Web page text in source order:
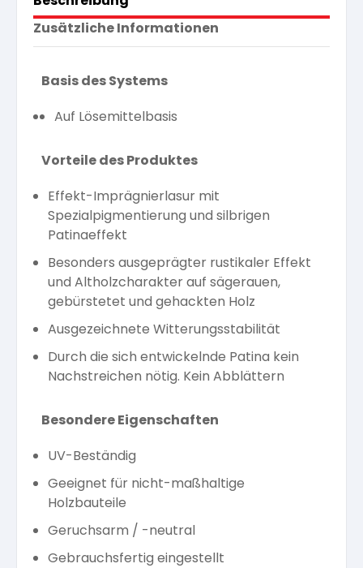
Zusätzliche Informationen
Basis des Systems
Auf Lösemittelbasis
Vorteile des Produktes
Effekt-Imprägnierlasur mit
Spezialpigmentierung und silbrigen
Patinaeffekt
Besonders ausgeprägter rustikaler Effekt
und Altholzcharakter auf sägerauen,
gebürstetet und gehackten Holz
Ausgezeichnete Witterungsstabilität
Durch die sich entwickelnde Patina kein
Nachstreichen nötig. Kein Abblättern
Besondere Eigenschaften
UV-Beständig
Geeignet für nicht-maßhaltige
Holzbauteile
Geruchsarm / -neutral
Gebrauchsfertig eingestellt